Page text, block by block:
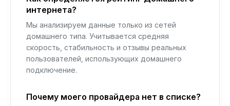
интернета?
Мы анализируем данные только из сетей
домашнего типа. Учитывается средняя
скорость, стабильность и отзывы реальных
пользователей, использующих домашнего
подключение.
Почему моего провайдера нет в списке?